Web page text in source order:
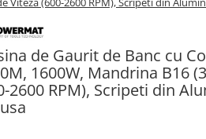
de Gaurit de Banc cu
1600W, Mandrina B16
2600 RPM), Scripeti din